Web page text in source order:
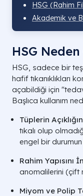
HSG (Rahim
Akademik ve
HSG
HSG, sadece bir
hafif tıkanıklıkları
açabildiği için
Başlıca kullanım
Tüplerin
tıkalı olup
engel bir durumun
Rahim Yapısını
anomalilerini (çift
Miyom ve Polip